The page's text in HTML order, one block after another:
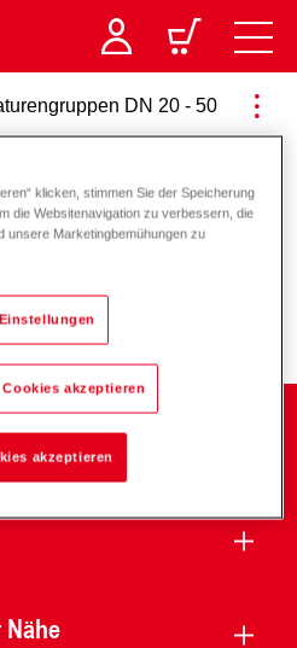
DN 20 - 50
für Energie und
klicken, stimmen Sie der Speicherung
die Websitenavigation zu verbessern, die
unsere Marketingbemühungen zu
akzeptieren
akzeptieren